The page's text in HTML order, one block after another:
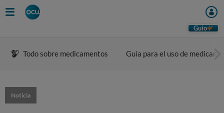
Guio
Todo sobre medicamentos Guía para el uso de
Noticia